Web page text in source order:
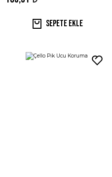
Sepete Ekle